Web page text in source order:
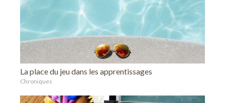
La place du jeu dans les apprentissages
Chroniques